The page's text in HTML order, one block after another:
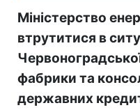
Міністерство
втрутитися в
фабрики та
державних